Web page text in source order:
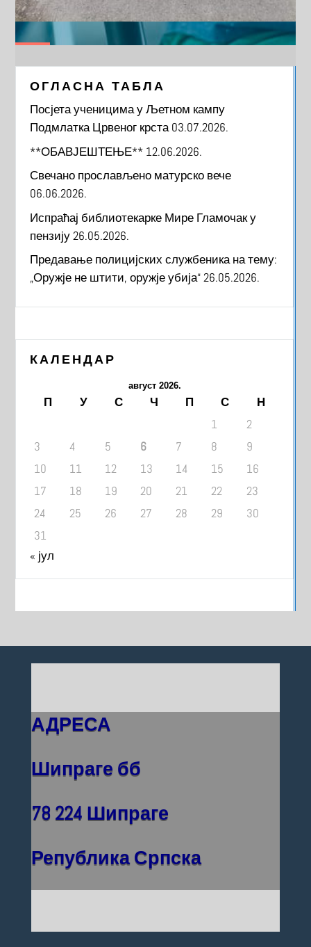
ОГЛАСНА ТАБЛА
Посјета ученицима у Љетном кампу
Подмлатка Црвеног крста 03.07.2026.
**ОБАВЈЕШТЕЊЕ** 12.06.2026.
Свечано прослављено матурско вече
06.06.2026.
Испраћај библиотекарке Мире Гламочак у
пензију 26.05.2026.
Предавање полицијских службеника на тему:
„Оружје не штити, оружје убија“ 26.05.2026.
КАЛЕНДАР
август 2026.
П У С Ч П С
Н
1
2
3
4 5 6 7 8
9
10
11 12 13 14 15
16
17
18 19 20 21 22
23
24
25 26 27 28 29
30
31
« јул
АДРЕСА
Шипраге бб
78 224 Шипраге
Република Српска